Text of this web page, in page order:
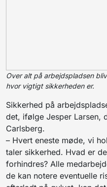
Over alt på arbejdspladsen
hvor vigtigt sikkerheden er.
Sikkerhed på
det, ifølge Jesper Larsen,
Carlsberg.
– Hvert eneste møde, vi
taler sikkerhed. Hvad er
forhindres? Alle
de kan notere eventuelle